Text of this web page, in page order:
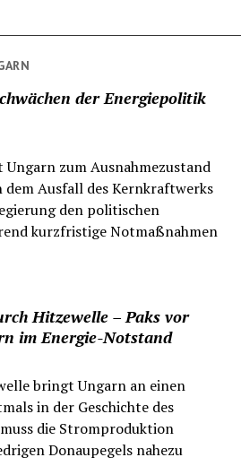
der Energiepolitik
zum Ausnahmezustand
dem Ausfall des Kernkraftwerks
den politischen
kurzfristige Notmaßnahmen
Hitzewelle – Paks vor
im Energie-Notstand
bringt Ungarn an einen
in der Geschichte des
die Stromproduktion
Donaupegels nahezu